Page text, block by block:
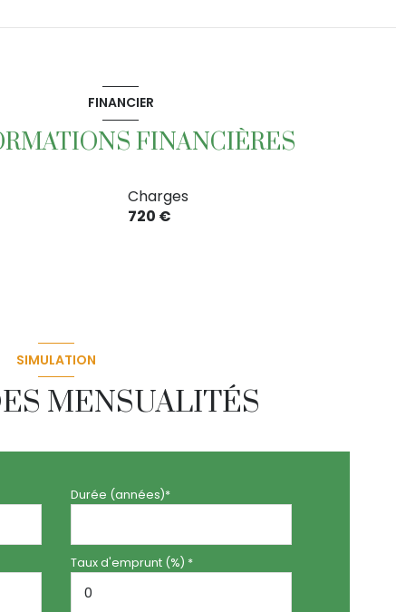
FINANCIER
FINANCIÈRES
Charges
720 €
SIMULATION
MENSUALITÉS
Durée (années)*
Taux d'emprunt (%) *